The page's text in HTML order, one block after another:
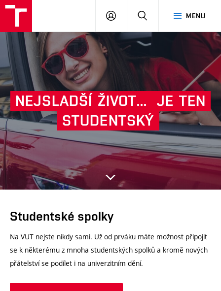
MENU
PŘIHLÁSIT
NEJSLADŠÍ ŽIVOT... JE TEN
STUDENTSKÝ
Další
Studentské spolky
Na VUT nejste nikdy sami. Už od prváku máte možnost připojit
se k některému z mnoha studentských spolků a kromě nových
přátelství se podílet i na univerzitním dění.